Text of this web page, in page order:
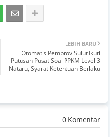
LEBIH BARU
Otomatis Pemprov Sulut Ikuti
Putusan Pusat Soal PPKM Level 3
Nataru, Syarat Ketentuan Berlaku
0 Komentar